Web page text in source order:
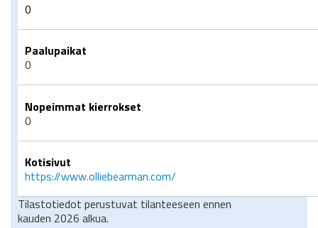
0
Paalupaikat
0
Nopeimmat kierrokset
0
Kotisivut
https://www.olliebearman.com/
Tilastotiedot perustuvat tilanteeseen ennen
kauden 2026 alkua.